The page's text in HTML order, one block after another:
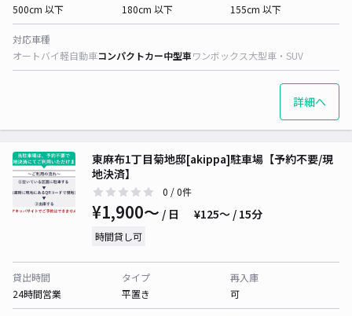
500cm 以下
180cm 以下
155cm 以下
対応車種
オートバイ軽自動車コンパクトカー中型車ワンボックス大型車・SUV
詳細へ
東麻布1丁目菊地邸[akippa]駐車場【予約不要/現
地決済】
0 / 0件
¥1,900〜 / 日 ¥125〜 / 15分
時間貸し可
貸出時間
24時間営業
タイプ
平置き
再入庫
可